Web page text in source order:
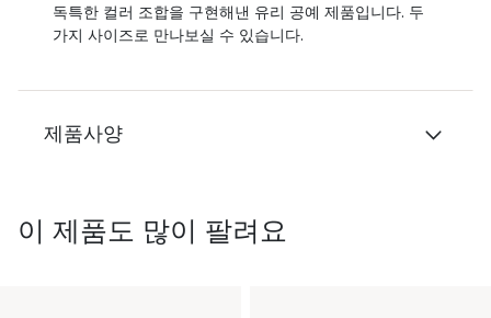
독특한 컬러 조합을 구현해낸 유리 공예 제품입니다. 두
가지 사이즈로 만나보실 수 있습니다.
제품사양
이 제품도 많이 팔려요